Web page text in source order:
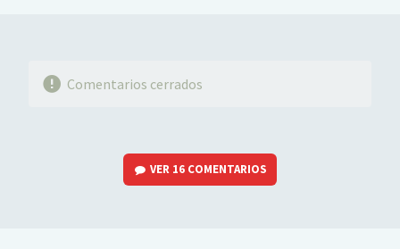
Comentarios cerrados
VER 16 COMENTARIOS